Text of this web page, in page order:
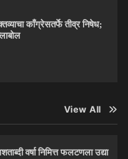
काँग्रेसतर्फे तीव्र निषेध;
View All
वर्षा निमित्त फलटणला उद्या